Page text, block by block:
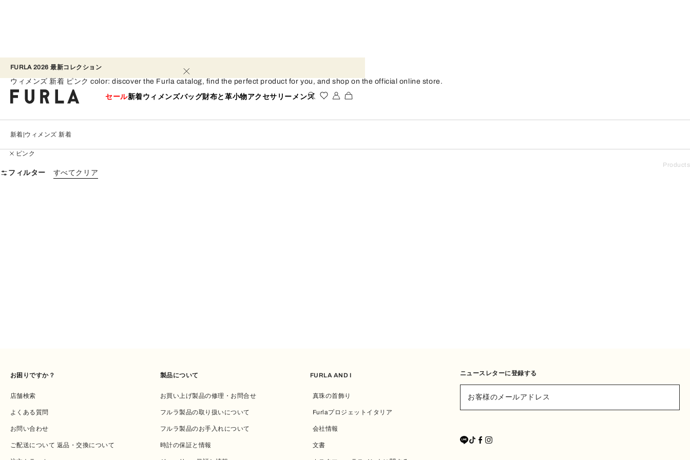
FURLA 2026 最新コレクション​
セール新着ウィメンズバッグ財布と革小物アクセサリーメンズ
ウィメンズ 新着 - ピンク
ウィメンズ 新着 ピンク color: discover the Furla catalog, find the perfect product for you, and shop on the official online store.
新着 ウィメンズ 新着
ピンク
フィルター すべてクリア
Products
お困りですか？
店舗検索
よくある質問
お問い合わせ
ご配送について 返品・交換について
製品について
お買い上げ製品の修理・お問合せ
フルラ製品の取り扱いについて
フルラ製品のお手入れについて
時計の保証と情報
FURLA AND I
真珠の首飾り
Furlaプロジェットイタリア
会社情報
文書
ニュースレターに登録する
お客様のメールアドレス